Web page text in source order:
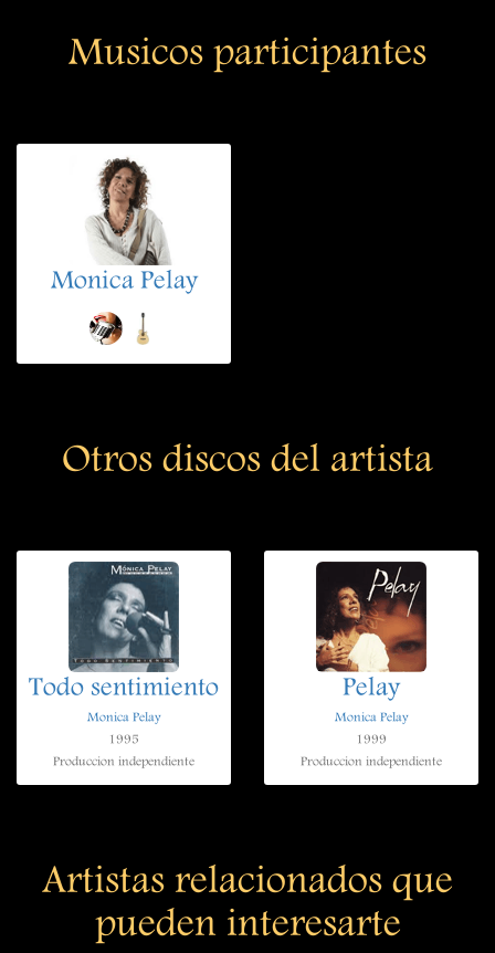
Musicos participantes
Monica Pelay
Otros discos del artista
Todo sentimiento
Monica Pelay
1995
Produccion independiente
Pelay
Monica Pelay
1999
Produccion independiente
Artistas relacionados que
pueden interesarte